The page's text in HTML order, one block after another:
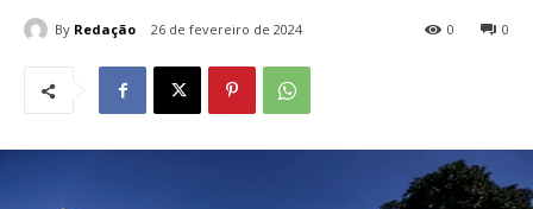
By Redação 26 de fevereiro de 2024 0
0